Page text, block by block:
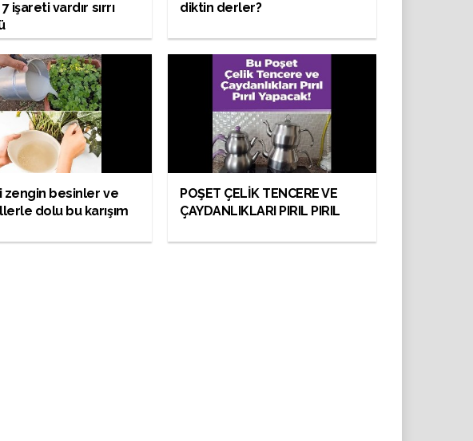
işareti vardır sırrı
diktin derler?
zengin besinler ve
dolu bu karışım
POŞET ÇELİK TENCERE VE
ÇAYDANLIKLARI PIRIL PIRIL